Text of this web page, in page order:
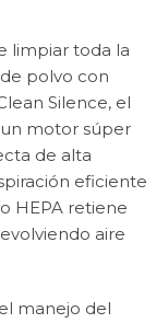
limpiar toda la
polvo con
Silence, el
motor súper
de alta
eficiente
HEPA retiene
aire
manejo del